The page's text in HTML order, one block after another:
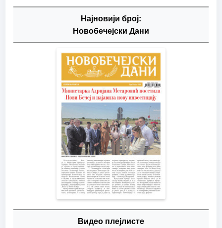
Најновији број:
Новобечејски Дани
Видео плејлисте